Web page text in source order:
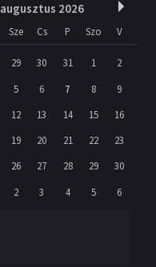
augusztus 2026
Sze Cs P Szo V
29 30 31 1 2
5 6 7 8 9
12 13 14 15 16
19 20 21 22 23
26 27 28 29 30
2 3 4 5 6